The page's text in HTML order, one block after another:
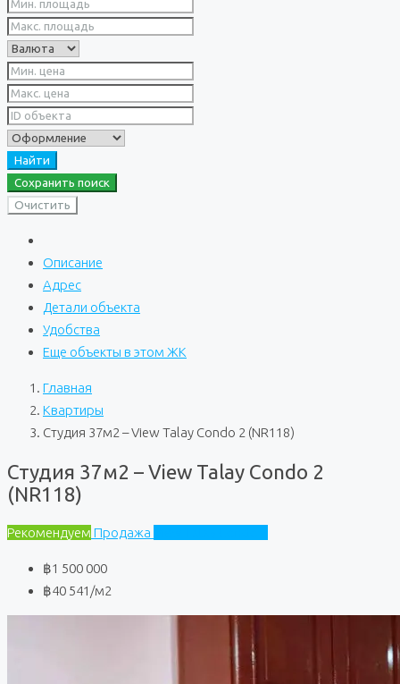
Найти
Сохранить поиск
Очистить
Описание
Адрес
Детали объекта
Удобства
Еще объекты в этом ЖК
Главная
Квартиры
Студия 37м2 – View Talay Condo 2 (NR118)
Студия 37м2 – View Talay Condo 2
(NR118)
Рекомендуем Продажа
฿1 500 000
฿40 541 /м2